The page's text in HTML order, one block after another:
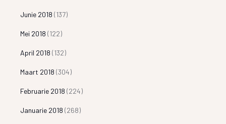
Junie 2018 (137)
Mei 2018 (122)
April 2018 (132)
Maart 2018 (304)
Februarie 2018 (224)
Januarie 2018 (268)